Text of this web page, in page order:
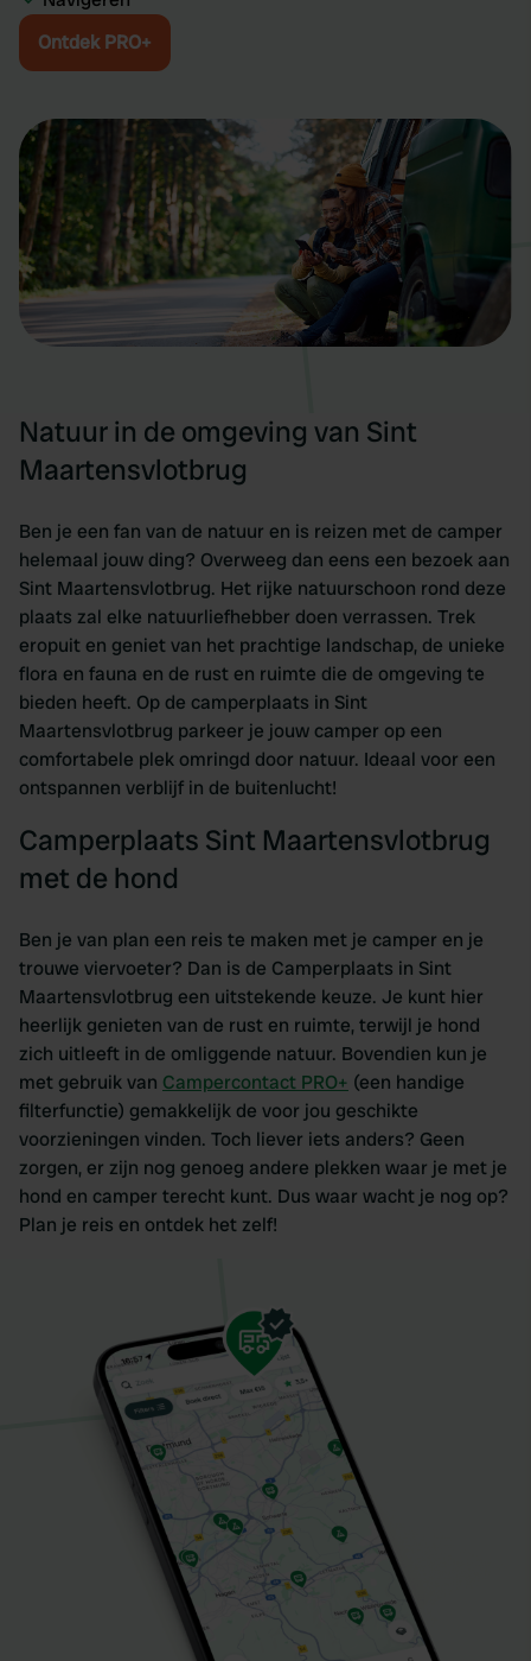
Ontdek PRO+
Natuur in de omgeving van Sint
Maartensvlotbrug
Ben je een fan van de natuur en is reizen met de camper
helemaal jouw ding? Overweeg dan eens een bezoek aan
Sint Maartensvlotbrug. Het rijke natuurschoon rond deze
plaats zal elke natuurliefhebber doen verrassen. Trek
eropuit en geniet van het prachtige landschap, de unieke
flora en fauna en de rust en ruimte die de omgeving te
bieden heeft. Op de camperplaats in Sint
Maartensvlotbrug parkeer je jouw camper op een
comfortabele plek omringd door natuur. Ideaal voor een
ontspannen verblijf in de buitenlucht!
Camperplaats Sint Maartensvlotbrug
met de hond
Ben je van plan een reis te maken met je camper en je
trouwe viervoeter? Dan is de Camperplaats in Sint
Maartensvlotbrug een uitstekende keuze. Je kunt hier
heerlijk genieten van de rust en ruimte, terwijl je hond
zich uitleeft in de omliggende natuur. Bovendien kun je
met gebruik van Campercontact PRO+ (een handige
filterfunctie) gemakkelijk de voor jou geschikte
voorzieningen vinden. Toch liever iets anders? Geen
zorgen, er zijn nog genoeg andere plekken waar je met je
hond en camper terecht kunt. Dus waar wacht je nog op?
Plan je reis en ontdek het zelf!